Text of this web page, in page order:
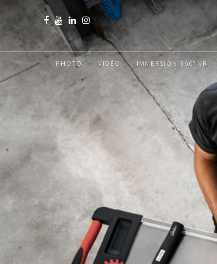
PHOTO VIDÉO IMMERSION 360° VR